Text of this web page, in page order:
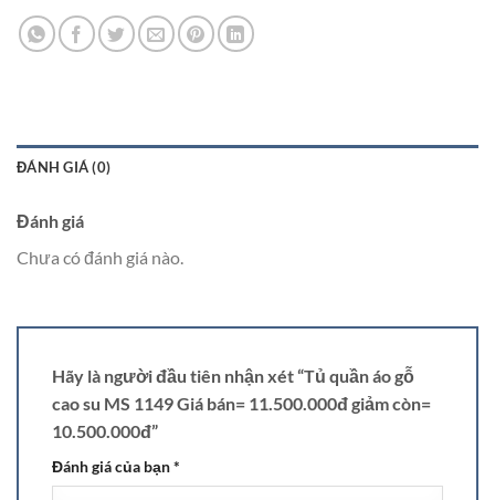
ĐÁNH GIÁ (0)
Đánh giá
Chưa có đánh giá nào.
Hãy là người đầu tiên nhận xét “Tủ quần áo gỗ
cao su MS 1149 Giá bán= 11.500.000đ giảm còn=
10.500.000đ”
Đánh giá của bạn*